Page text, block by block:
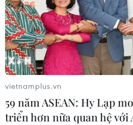
vietnamplus.vn
59 năm ASEAN: Hy Lạp
triển hơn nữa quan hệ với